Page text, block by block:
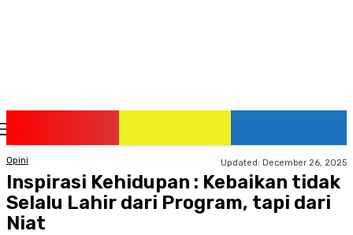
Opini Updated: December 26, 2025
Inspirasi Kehidupan : Kebaikan tidak
Selalu Lahir dari Program, tapi dari
Niat